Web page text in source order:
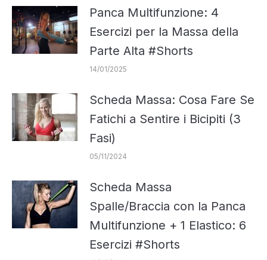
Panca Multifunzione: 4
Esercizi per la Massa della
Parte Alta #Shorts
14/01/2025
Scheda Massa: Cosa Fare Se
Fatichi a Sentire i Bicipiti (3
Fasi)
05/11/2024
Scheda Massa
Spalle/Braccia con la Panca
Multifunzione + 1 Elastico: 6
Esercizi #Shorts